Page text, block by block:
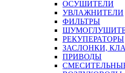
ОСУШИТЕЛИ
УВЛАЖНИТЕЛИ
ФИЛЬТРЫ
РЕКУПЕРАТОРЫ
ЗАСЛОНКИ,
ПРИВОДЫ